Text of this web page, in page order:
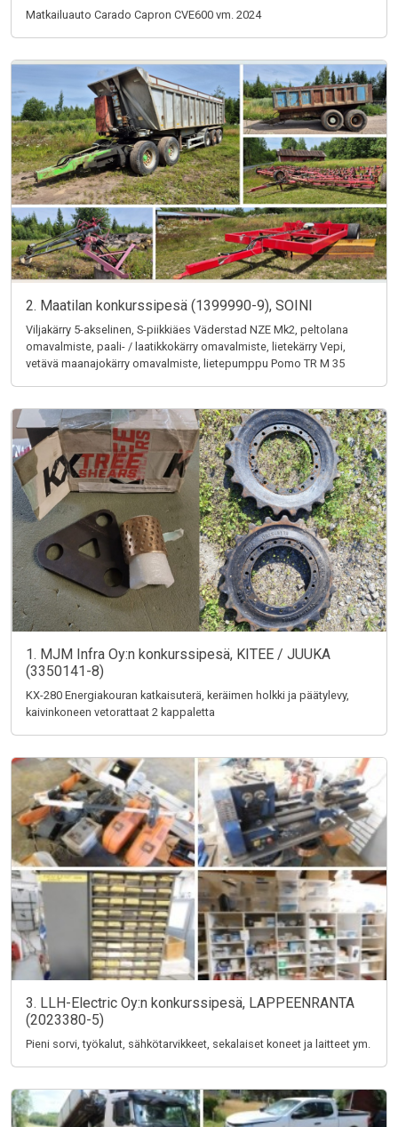
Matkailuauto Carado Capron CVE600 vm. 2024
2. Maatilan konkurssipesä (1399990-9), SOINI
Viljakärry 5-akselinen, S-piikkiäes Väderstad NZE Mk2, peltolana
omavalmiste, paali- / laatikkokärry omavalmiste, lietekärry Vepi,
vetävä maanajokärry omavalmiste, lietepumppu Pomo TR M 35
1. MJM Infra Oy:n konkurssipesä, KITEE / JUUKA
(3350141-8)
KX-280 Energiakouran katkaisuterä, keräimen holkki ja päätylevy,
kaivinkoneen vetorattaat 2 kappaletta
3. LLH-Electric Oy:n konkurssipesä, LAPPEENRANTA
(2023380-5)
Pieni sorvi, työkalut, sähkötarvikkeet, sekalaiset koneet ja laitteet ym.